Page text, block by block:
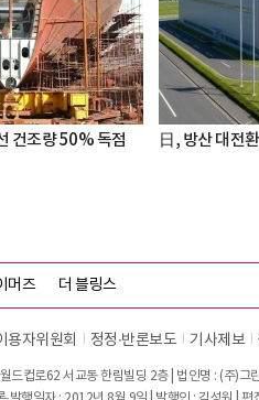
건조량 50% 독점 日, 방산 대전
머즈 더 블링스
용자위원회 정정∙반론보도 기사제보
드컵로62 서교동 한림빌딩 2층 | 법인명 : (주)